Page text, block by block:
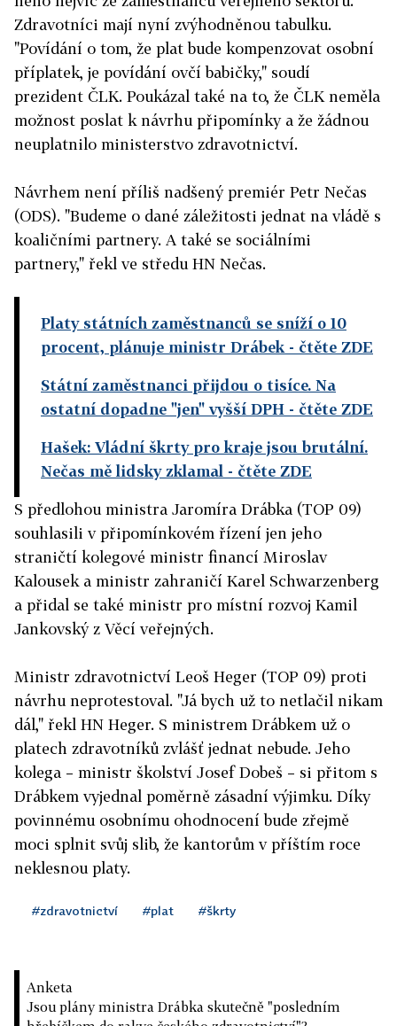
Zdravotníci mají nyní zvýhodněnou tabulku.
"Povídání o tom, že plat bude kompenzovat osobní
příplatek, je povídání ovčí babičky," soudí
prezident ČLK. Poukázal také na to, že ČLK neměla
možnost poslat k návrhu připomínky a že žádnou
neuplatnilo ministerstvo zdravotnictví.
Návrhem není příliš nadšený premiér Petr Nečas
(ODS). "Budeme o dané záležitosti jednat na vládě s
koaličními partnery. A také se sociálními
partnery," řekl ve středu HN Nečas.
Platy státních zaměstnanců se sníží o 10
procent, plánuje ministr Drábek - čtěte ZDE
Státní zaměstnanci přijdou o tisíce. Na
ostatní dopadne "jen" vyšší DPH - čtěte ZDE
Hašek: Vládní škrty pro kraje jsou brutální.
Nečas mě lidsky zklamal - čtěte ZDE
S předlohou ministra Jaromíra Drábka (TOP 09)
souhlasili v připomínkovém řízení jen jeho
straničtí kolegové ministr financí Miroslav
Kalousek a ministr zahraničí Karel Schwarzenberg
a přidal se také ministr pro místní rozvoj Kamil
Jankovský z Věcí veřejných.
Ministr zdravotnictví Leoš Heger (TOP 09) proti
návrhu neprotestoval. "Já bych už to netlačil nikam
dál," řekl HN Heger. S ministrem Drábkem už o
platech zdravotníků zvlášť jednat nebude. Jeho
kolega – ministr školství Josef Dobeš – si přitom s
Drábkem vyjednal poměrně zásadní výjimku. Díky
povinnému osobnímu ohodnocení bude zřejmě
moci splnit svůj slib, že kantorům v příštím roce
neklesnou platy.
#zdravotnictví #plat #škrty
Anketa
Jsou plány ministra Drábka skutečně "posledním